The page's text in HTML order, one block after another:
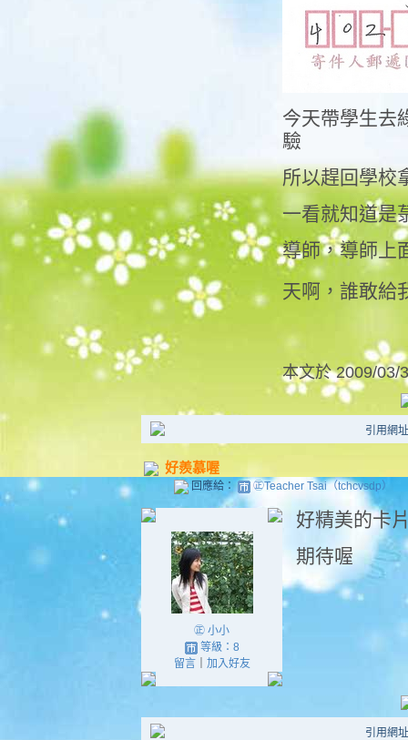
今天帶學生去
驗
所以趕回學校
一看就知道是
導師，導師上
天啊，誰敢給
本文於2009/03/
引用網
好羨慕喔
回應給： ㊣Teacher Tsai（tchcvsdp）
㊣ 小小
等級：8
留言｜ 加入好友
好精美的卡
期待喔
引用網